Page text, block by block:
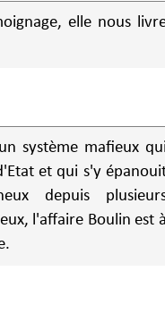
elle nous
système mafieux
et qui s'y
depuis
l'affaire Boulin est